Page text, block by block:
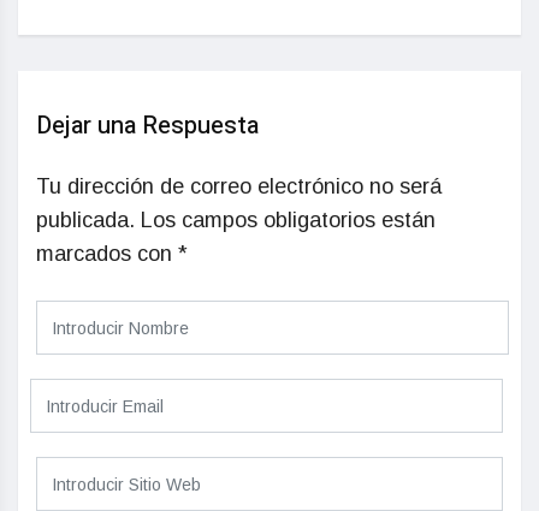
Dejar una Respuesta
Tu dirección de correo electrónico no será
publicada. Los campos obligatorios están
marcados con *